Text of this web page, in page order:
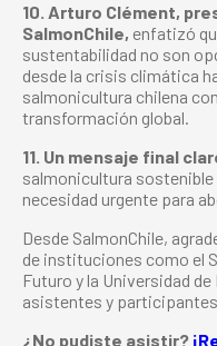
10. Arturo Clément,
SalmonChile, enfatizó
sustentabilidad no son
desde la crisis climática
salmonicultura chilena
transformación global.
11. Un mensaje final
salmonicultura sostenible
necesidad urgente para
Desde SalmonChile,
de instituciones como el
Futuro y la Universidad
asistentes y participantes
¿No pudiste asistir?